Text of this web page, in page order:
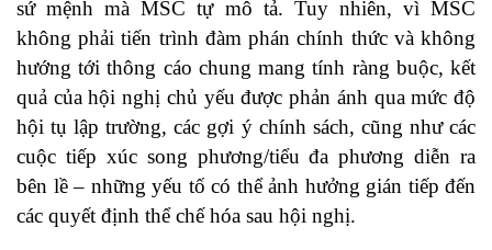
sứ mệnh mà MSC tự mô tả. Tuy nhiên, vì MSC
không phải tiến trình đàm phán chính thức và không
hướng tới thông cáo chung mang tính ràng buộc, kết
quả của hội nghị chủ yếu được phản ánh qua mức độ
hội tụ lập trường, các gợi ý chính sách, cũng như các
cuộc tiếp xúc song phương/tiểu đa phương diễn ra
bên lề – những yếu tố có thể ảnh hưởng gián tiếp đến
các quyết định thể chế hóa sau hội nghị.